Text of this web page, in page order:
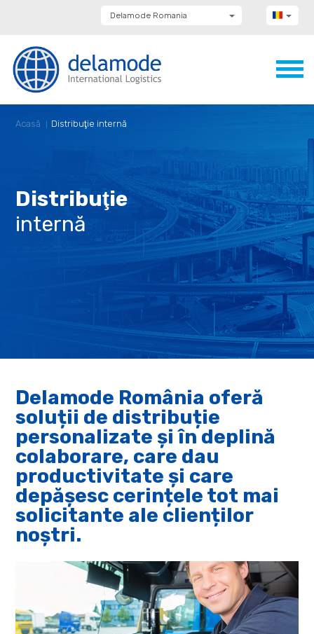
Delamode Romania
Delamode Bulgaria
Delamode Estonia
Delamode Latvia
Delamode Montenegro
Acasă Distribuţie internă
Distribuţie
internă
Delamode România oferă
soluții de distribuție
personalizate și în deplină
colaborare, care dau
productivitate și care
depășesc cerințele tot mai
solicitante ale clienților
noștri.